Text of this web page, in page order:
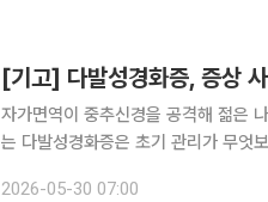
[기고] 다발성경화증, 증상
자가면역이 중추신경을 공격해 젊은
는 다발성경화증은 초기 관리가 무엇
을 스스로 공격해 염증과 손상을 일으
2026-05-30 07:00